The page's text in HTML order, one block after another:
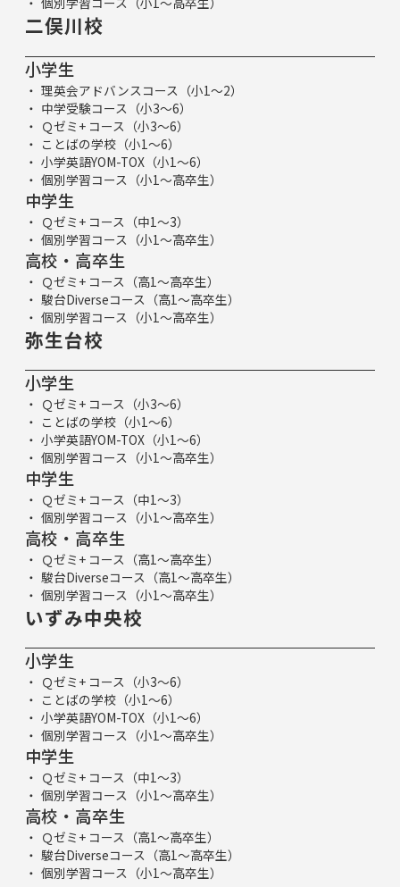
二俣川校
小学生
理英会アドバンスコース（小1～2）
中学受験コース（小3～6）
Ｑゼミ+ コース（小3～6）
ことばの学校（小1～6）
小学英語YOM-TOX（小1～6）
個別学習コース（小1～高卒生）
中学生
Ｑゼミ+ コース（中1～3）
個別学習コース（小1～高卒生）
高校・高卒生
Ｑゼミ+ コース（高1～高卒生）
駿台Diverseコース（高1～高卒生）
個別学習コース（小1～高卒生）
弥生台校
小学生
Ｑゼミ+ コース（小3～6）
ことばの学校（小1～6）
小学英語YOM-TOX（小1～6）
個別学習コース（小1～高卒生）
中学生
Ｑゼミ+ コース（中1～3）
個別学習コース（小1～高卒生）
高校・高卒生
Ｑゼミ+ コース（高1～高卒生）
駿台Diverseコース（高1～高卒生）
個別学習コース（小1～高卒生）
いずみ中央校
小学生
Ｑゼミ+ コース（小3～6）
ことばの学校（小1～6）
小学英語YOM-TOX（小1～6）
個別学習コース（小1～高卒生）
中学生
Ｑゼミ+ コース（中1～3）
個別学習コース（小1～高卒生）
高校・高卒生
Ｑゼミ+ コース（高1～高卒生）
駿台Diverseコース（高1～高卒生）
個別学習コース（小1～高卒生）